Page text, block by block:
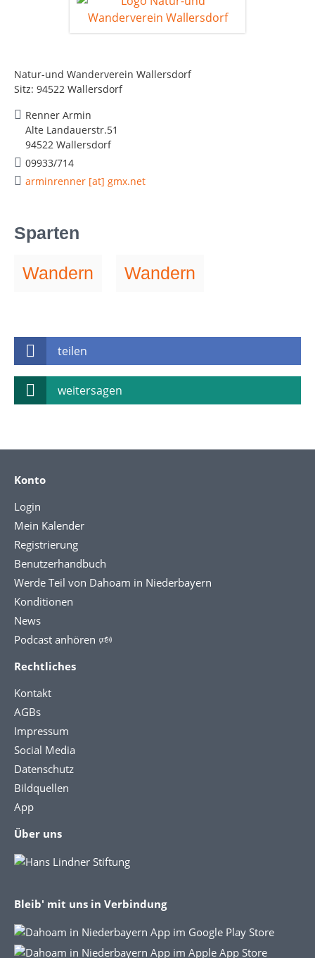
Natur-und Wanderverein Wallersdorf
Sitz: 94522 Wallersdorf
Renner Armin
Alte Landauerstr.51
94522 Wallersdorf
09933/714
arminrenner [at] gmx.net
Sparten
Wandern Wandern
teilen
weitersagen
Konto
Login
Mein Kalender
Registrierung
Benutzerhandbuch
Werde Teil von Dahoam in Niederbayern
Konditionen
News
Podcast anhören 🕬
Rechtliches
Kontakt
AGBs
Impressum
Social Media
Datenschutz
Bildquellen
App
Über uns
Bleib' mit uns in Verbindung